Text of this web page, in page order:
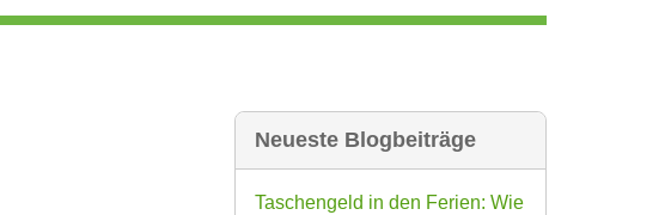
Neueste Blogbeiträge
Taschengeld in den Ferien: Wie